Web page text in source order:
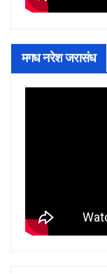
मगध नरेश जरासंध